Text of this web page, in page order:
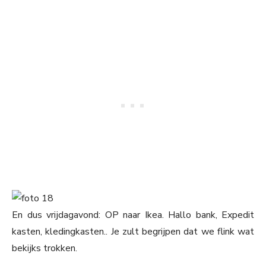
En dus vrijdagavond: OP naar Ikea. Hallo bank, Expedit
kasten, kledingkasten.. Je zult begrijpen dat we flink wat
bekijks trokken.